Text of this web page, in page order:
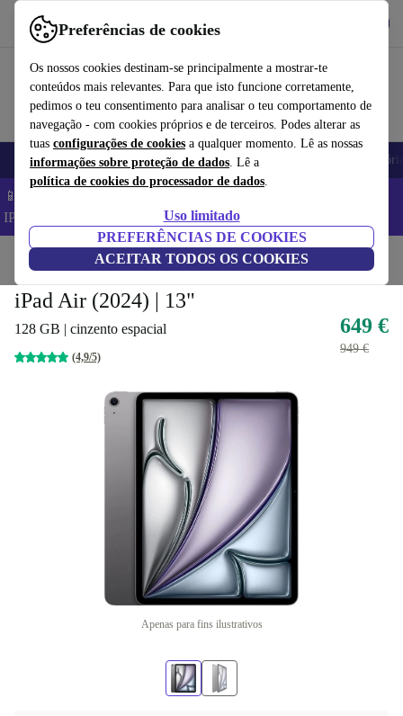
Preferências de cookies
Os nossos cookies destinam-se principalmente a mostrar-te
conteúdos mais relevantes. Para que isto funcione corretamente,
pedimos o teu consentimento para analisar o teu comportamento de
navegação - com cookies próprios e de terceiros. Podes alterar as
tuas configurações de cookies a qualquer momento. Lê as nossas
informações sobre proteção de dados. Lê a
política de cookies do processador de dados.
Uso limitado
PREFERÊNCIAS DE COOKIES
ACEITAR TODOS OS COOKIES
Use o refurbed de forma rápida e fácil
Telemóveis Computadores Portáteis Tablets
📱 Poupa 5% EXTRA em todos os iPhones – Código:
IPHONEDEAL –
Início Tablets iPads
iPad Air (2024) | 13"
128 GB | cinzento espacial
(4,9/5)
649 €
949 €
Apenas para fins ilustrativos